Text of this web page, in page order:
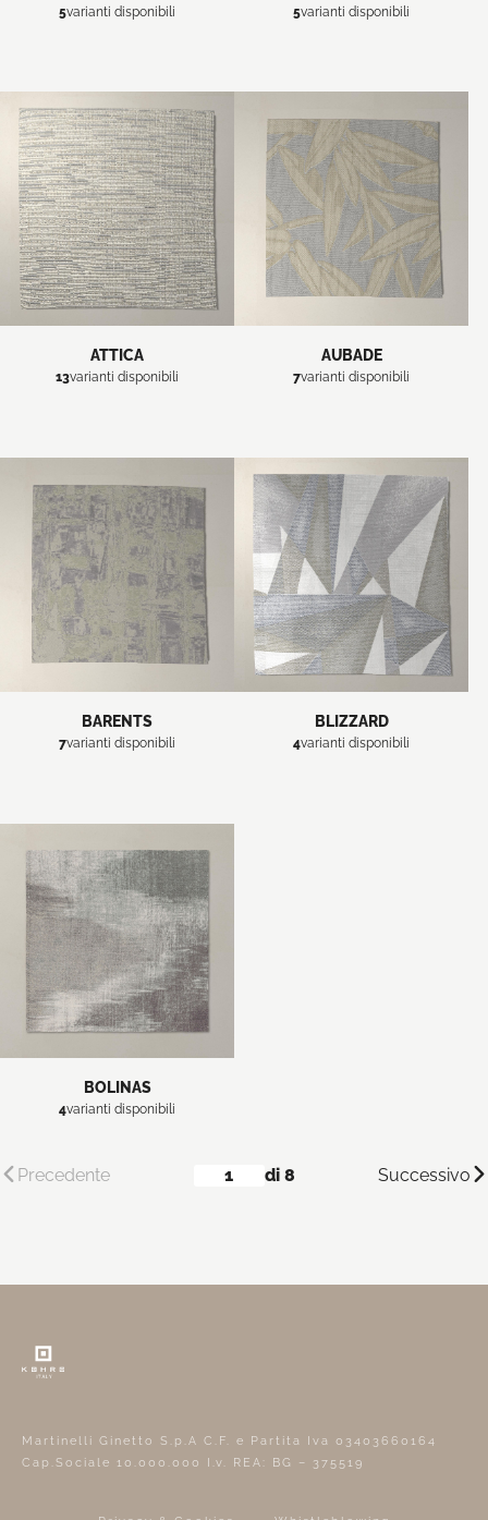
5varianti disponibili 5varianti disponibili
ATTICA
13varianti disponibili
AUBADE
7varianti disponibili
BARENTS
7varianti disponibili
BLIZZARD
4varianti disponibili
BOLINAS
4varianti disponibili
Precedente di 8 Successivo
Martinelli Ginetto S.p.A C.F. e Partita Iva 03403660164
Cap.Sociale 10.000.000 I.v. REA: BG – 375519